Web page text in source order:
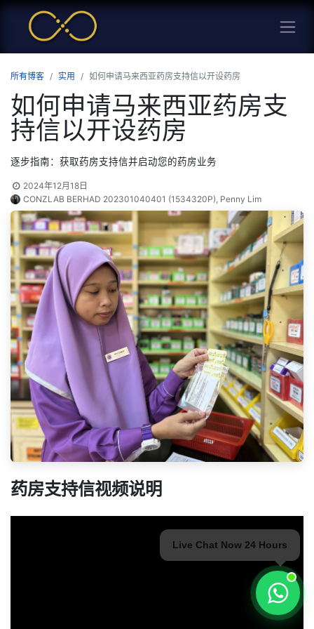
所有博客 实用 如何申请马来西亚药房支持信以开设药房
如何申请马来西亚药房支
持信以开设药房
逐步指南：获取药房支持信并启动您的药房业务
2024年12月18日
CONZLAB BERHAD 202301040401 (1534320P), Penny Lim
药房支持信视频说明
Live Chat Now 24 Hours